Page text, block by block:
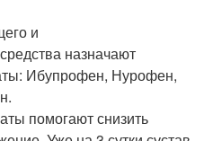
и
назначают
Ибупрофен, Нурофен,
помогают снизить